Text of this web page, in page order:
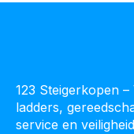
123 Steigerkopen
ladders,
service en